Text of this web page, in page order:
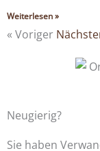
Weiterlesen »
« Voriger
Neugierig?
Sie haben